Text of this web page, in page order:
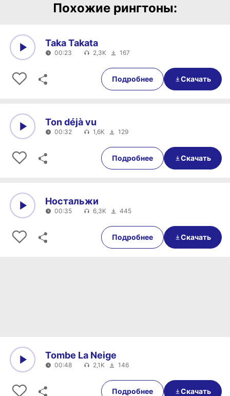
Похожие рингтоны:
00:23
Taka Takata
00:23 2,3K 167
Подробнее Скачать
00:32
Ton déjà vu
00:32 1,6K 129
Подробнее Скачать
00:35
Ностальжи
00:35 6,3K 445
Подробнее Скачать
00:48
Tombe La Neige
00:48 2,1K 146
Подробнее Скачать